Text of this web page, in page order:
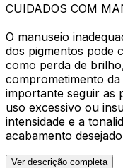
CUIDADOS COM
O manuseio
dos pigmentos pode
como perda de
comprometimento
importante seguir as
uso excessivo ou
intensidade e a
acabamento
Ver descrição completa